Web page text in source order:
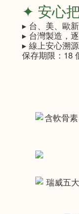
✦ 安心
▸ 台、美、歐
▸ 台灣製造，
▸ 線上安心溯
保存期限：18